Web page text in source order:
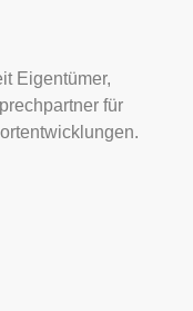
Eigentümer,
für